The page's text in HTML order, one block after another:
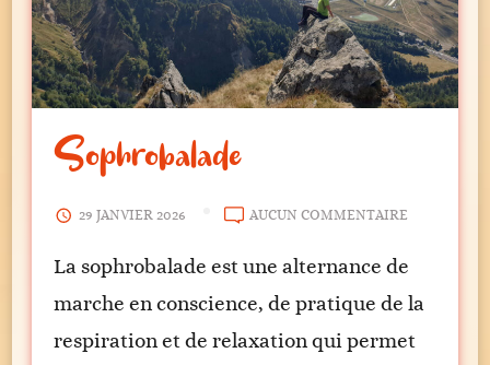
Sophrobalade
29 JANVIER 2026 AUCUN COMMENTAIRE
La sophrobalade est une alternance de
marche en conscience, de pratique de la
respiration et de relaxation qui permet